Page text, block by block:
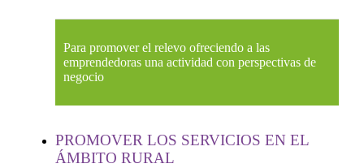
Para promover el relevo ofreciendo a las
emprendedoras una actividad con perspectivas de
negocio
PROMOVER LOS SERVICIOS EN EL
ÁMBITO RURAL